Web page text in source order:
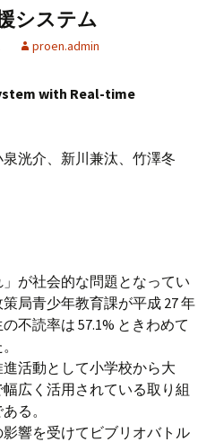
システム
proen.admin
with Real-time
洸介、新川兼汰、竹澤冬
が社会的な問題となってい
局青少年教育課が平成 27 年
不読率は 57.1% ときわめて
活動として小学校から大
広く活用されている取り組
る。
響を受けてビブリオバトル